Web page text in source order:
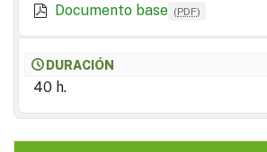
Documento base (PDF)
DURACIÓN
40 h.